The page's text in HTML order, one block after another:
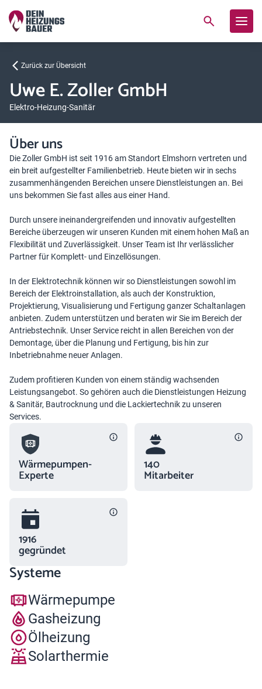
Zurück zur Übersicht
Uwe E. Zoller GmbH
Elektro-Heizung-Sanitär
Über uns
Die Zoller GmbH ist seit 1916 am Standort Elmshorn vertreten und
ein breit aufgestellter Familienbetrieb. Heute bieten wir in sechs
zusammenhängenden Bereichen unsere Dienstleistungen an. Bei
uns bekommen Sie fast alles aus einer Hand.
Durch unsere ineinandergreifenden und innovativ aufgestellten
Bereiche überzeugen wir unseren Kunden mit einem hohen Maß an
Flexibilität und Zuverlässigkeit. Unser Team ist Ihr verlässlicher
Partner für Komplett- und Einzellösungen.
In der Elektrotechnik können wir so Dienstleistungen sowohl im
Bereich der Elektroinstallation, als auch der Konstruktion,
Projektierung, Visualisierung und Fertigung ganzer Schaltanlagen
anbieten. Zudem unterstützen und beraten wir Sie im Bereich der
Antriebstechnik. Unser Service reicht in allen Bereichen von der
Demontage, über die Planung und Fertigung, bis hin zur
Inbetriebnahme neuer Anlagen.
Zudem profitieren Kunden von einem ständig wachsenden
Leistungsangebot. So gehören auch die Dienstleistungen Heizung
& Sanitär, Bautrocknung und die Lackiertechnik zu unseren
Services.
Wärmepumpen-
Experte
140
Mitarbeiter
1916
gegründet
Systeme
Wärmepumpe
Gasheizung
Ölheizung
Solarthermie